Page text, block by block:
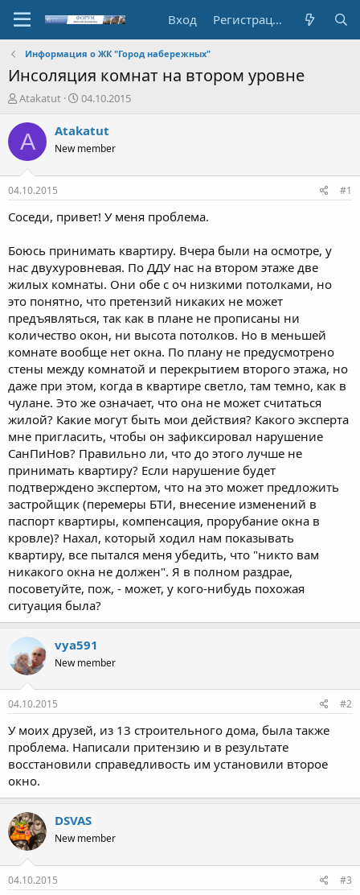
Вход Регистрация
Информация о ЖК "Город набережных"
Инсоляция комнат на втором уровне
А
т
о
р
е
м
ы
Atakatut
Д
т
н
л
04.10.2015
A Atakatut
New member
04.10.2015 #1
Соседи, привет! У меня проблема.
Боюсь принимать квартиру. Вчера были на осмотре, у
нас двухуровневая. По ДДУ нас на втором этаже две
жилых комнаты. Они обе с оч низкими потолками, но
это понятно, что претензий никаких не может
предъявляться, так как в плане не прописаны ни
количество окон, ни высота потолков. Но в меньшей
комнате вообще нет окна. По плану не предусмотрено
стены между комнатой и перекрытием второго этажа, но
даже при этом, когда в квартире светло, там темно, как в
чулане. Это же означает, что она не может считаться
жилой? Какие могут быть мои действия? Какого эксперта
мне пригласить, чтобы он зафиксировал нарушение
СанПиНов? Правильно ли, что до этого лучше не
принимать квартиру? Если нарушение будет
подтверждено экспертом, что на это может предложить
застройщик (перемеры БТИ, внесение изменений в
паспорт квартиры, компенсация, прорубание окна в
кровле)? Нахал, который ходил нам показывать
квартиру, все пытался меня убедить, что "никто вам
никакого окна не должен". Я в полном раздрае,
посоветуйте, пож, - может, у кого-нибудь похожая
ситуация была?
vya591
New member
04.10.2015 #2
У моих друзей, из 13 строительного дома, была также
проблема. Написали притензию и в результате
восстановили справедливость им установили второе
окно.
DSVAS
New member
04.10.2015 #3